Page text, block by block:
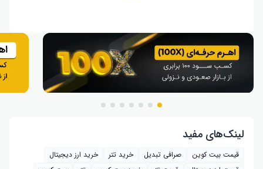
لینک‌های مفید
قیمت بیت کوین صرافی تبدیل خرید تتر
خرید ارز دیجیتال